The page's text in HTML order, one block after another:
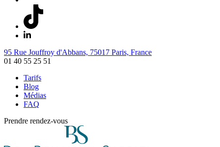
95 Rue Jouffroy d'Abbans, 75017 Paris, France
01 40 55 25 51
Tarifs
Blog
Médias
FAQ
Prendre rendez-vous